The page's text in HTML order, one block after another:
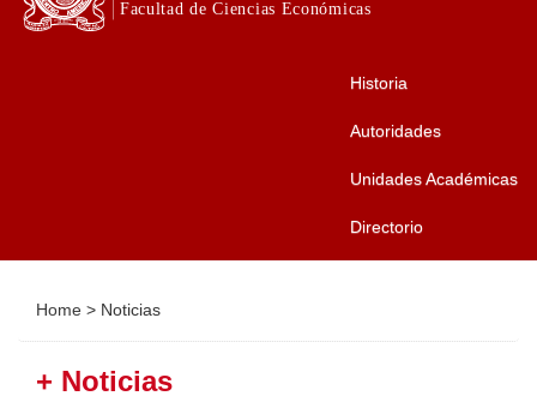
Historia
Autoridades
Unidades Académicas
Directorio
Home > Noticias
+ Noticias